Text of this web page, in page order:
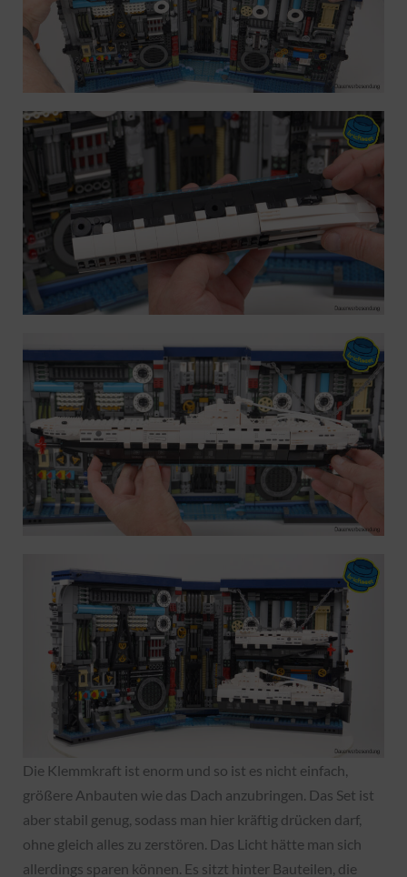
Die Klemmkraft ist enorm und so ist es nicht einfach,
größere Anbauten wie das Dach anzubringen. Das Set ist
aber stabil genug, sodass man hier kräftig drücken darf,
ohne gleich alles zu zerstören. Das Licht hätte man sich
allerdings sparen können. Es sitzt hinter Bauteilen, die